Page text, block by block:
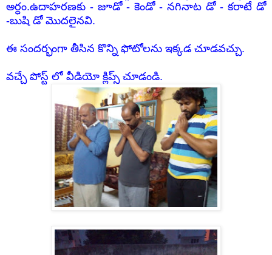
అర్ధం.ఉదాహరణకు - జూడో - కెండో - నగినాట డో - కరాటే డో
-బుషి డో మొదలైనవి.
ఈ సందర్భంగా తీసిన కొన్ని ఫోటోలను ఇక్కడ చూడవచ్చు.
వచ్చే పోస్ట్ లో వీడియో క్లిప్స్ చూడండి.